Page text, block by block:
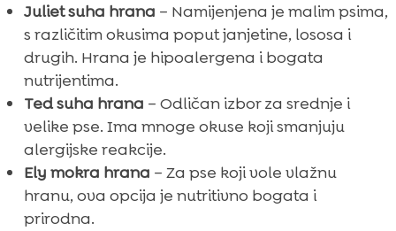
Juliet suha hrana – Namijenjena je malim psima,
s različitim okusima poput janjetine, lososa i
drugih. Hrana je hipoalergena i bogata
nutrijentima.
Ted suha hrana – Odličan izbor za srednje i
velike pse. Ima mnoge okuse koji smanjuju
alergijske reakcije.
Ely mokra hrana – Za pse koji vole vlažnu
hranu, ova opcija je nutritivno bogata i
prirodna.